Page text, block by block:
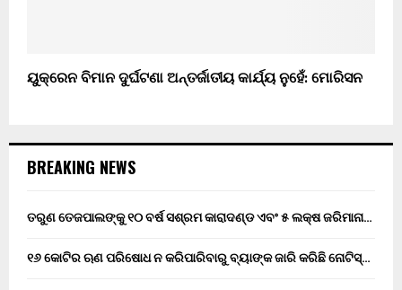
ୟୁକ୍ରେନ ବିମାନ ଦୁର୍ଘଟଣା ଅନ୍ତର୍ଜାତୀୟ କାର୍ଯ୍ୟ ନୁହେଁ: ମୋରିସନ
BREAKING NEWS
ତରୁଣ ତେଜପାଲଙ୍କୁ ୧୦ ବର୍ଷ ସଶ୍ରମ କାରାଦଣ୍ଡ ଏବଂ ₹୫ ଲକ୍ଷ ଜରିମାନା…
୧୬ କୋଟିର ଋଣ ପରିଷୋଧ ନ କରିପାରିବାରୁ ବ୍ୟାଙ୍କ ଜାରି କରିଛି ନୋଟିସ୍…